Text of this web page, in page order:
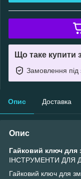
Що таке купити
Замовлення під
Опис Доставка
Опис
Гайковий ключ для
ІНСТРУМЕНТИ ДЛЯ
Гайковий ключ для